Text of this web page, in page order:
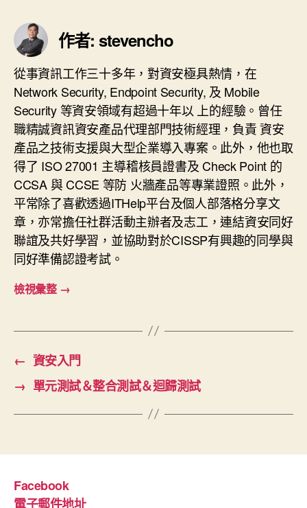
作者: stevencho
從事資訊工作三十多年，對資安極具熱情，在
Network Security, Endpoint Security, 及 Mobile
Security 等資安領域有超過十年以 上的經驗。曾任
職精誠資訊資安產品代理部門技術經理，負責 資安
產品之技術支援與大型企業導入專案。此外，他也取
得了 ISO 27001 主導稽核員證書及 Check Point 的
CCSA 與 CCSE 等防 火牆產品等專業證照。此外，
平常除了喜歡透過ITHelp平台及個人部落格分享文
章，亦常擔任社群活動主辦者及志工，連結資安同好
聯誼及共好學習，並協助對於CISSP有興趣的同學與
同好準備認證考試。
檢視彙整 →
← 資安入門
→ 單元測試＆整合測試＆迴歸測試
Facebook
電子郵件地址